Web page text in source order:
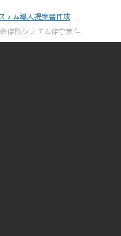
テム導入提案書作成
命保険システム保守案件